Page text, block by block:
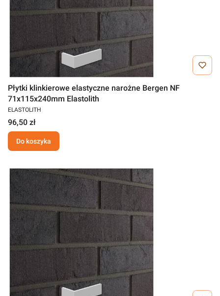
Płytki klinkierowe elastyczne narożne Bergen NF
71x115x240mm Elastolith
ELASTOLITH
96,50 zł
Do koszyka